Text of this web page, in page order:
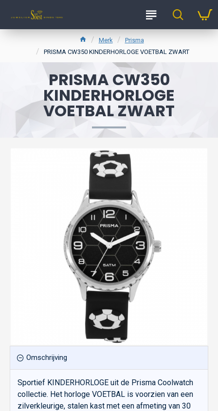
Merk
Prisma
PRISMA CW350 KINDERHORLOGE VOETBAL ZWART
PRISMA CW350
KINDERHORLOGE
VOETBAL ZWART
Omschrijving
Sportief KINDERHORLOGE uit de Prisma Coolwatch
collectie. Het horloge VOETBAL is voorzien van een
zilverkleurige, stalen kast met een afmeting van 30